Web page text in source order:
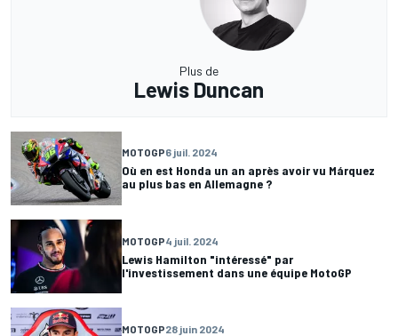
Plus de
Lewis Duncan
MOTOGP6 juil. 2024
Où en est Honda un an après avoir vu Márquez
au plus bas en Allemagne ?
MOTOGP4 juil. 2024
Lewis Hamilton "intéressé" par
l'investissement dans une équipe MotoGP
MOTOGP28 juin 2024